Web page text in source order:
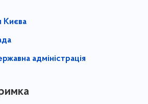
Києва
адміністрація